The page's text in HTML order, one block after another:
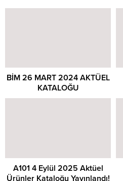
BİM 26 MART 2024 AKTÜEL
KATALOĞU
A101 4 Eylül 2025 Aktüel
Ürünler Kataloğu Yayınlandı!